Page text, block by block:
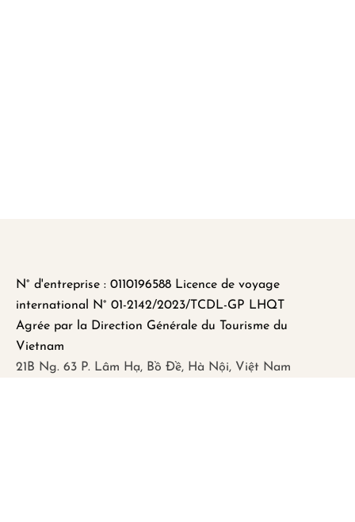
N° d'entreprise : 0110196588 Licence de voyage
international N° 01-2142/2023/TCDL-GP LHQT
Agrée par la Direction Générale du Tourisme du
Vietnam
21B Ng. 63 P. Lâm Hạ, Bồ Đề, Hà Nội, Việt Nam